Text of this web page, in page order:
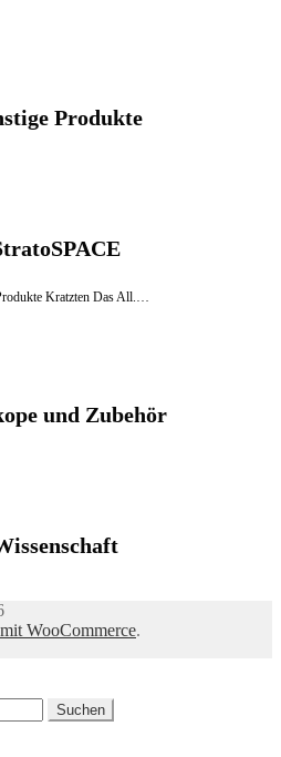
Produkte
Kratzten Das All.…
und Zubehör
WooCommerce.
Suchen